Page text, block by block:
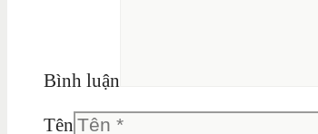
Bình luận
Tên